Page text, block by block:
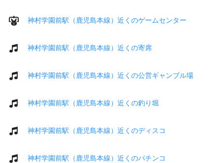
神村学園前駅（鹿児島本線）近くのゲームセンター
神村学園前駅（鹿児島本線）近くの寄席
神村学園前駅（鹿児島本線）近くの公営ギャンブル場
神村学園前駅（鹿児島本線）近くの釣り堀
神村学園前駅（鹿児島本線）近くのディスコ
神村学園前駅（鹿児島本線）近くのパチンコ